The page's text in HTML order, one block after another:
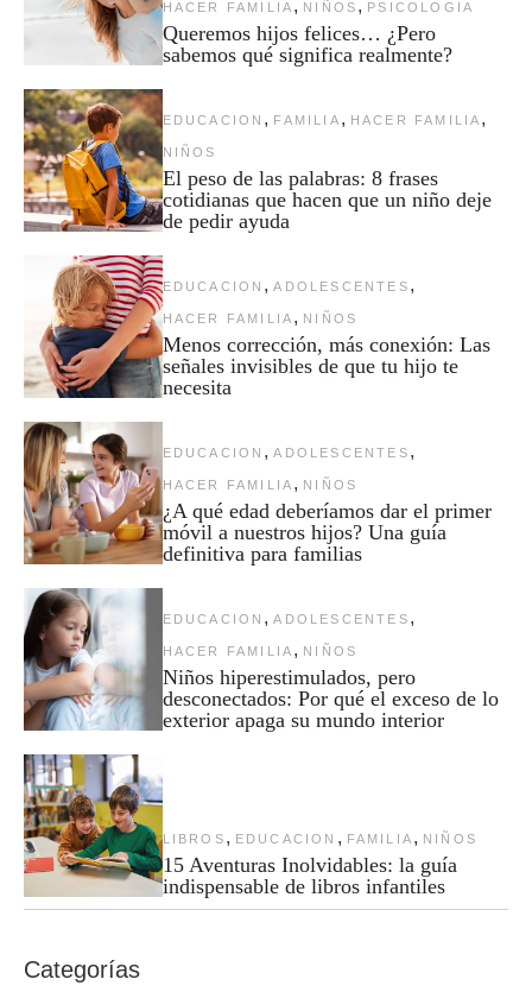
HACER FAMILIA , NIÑOS , PSICOLOGIA
Queremos hijos felices… ¿Pero
sabemos qué significa realmente?
EDUCACION , FAMILIA , HACER FAMILIA ,
NIÑOS
El peso de las palabras: 8 frases
cotidianas que hacen que un niño deje
de pedir ayuda
EDUCACION , ADOLESCENTES ,
HACER FAMILIA , NIÑOS
Menos corrección, más conexión: Las
señales invisibles de que tu hijo te
necesita
EDUCACION , ADOLESCENTES ,
HACER FAMILIA , NIÑOS
¿A qué edad deberíamos dar el primer
móvil a nuestros hijos? Una guía
definitiva para familias
EDUCACION , ADOLESCENTES ,
HACER FAMILIA , NIÑOS
Niños hiperestimulados, pero
desconectados: Por qué el exceso de lo
exterior apaga su mundo interior
LIBROS , EDUCACION , FAMILIA , NIÑOS
15 Aventuras Inolvidables: la guía
indispensable de libros infantiles
Categorías